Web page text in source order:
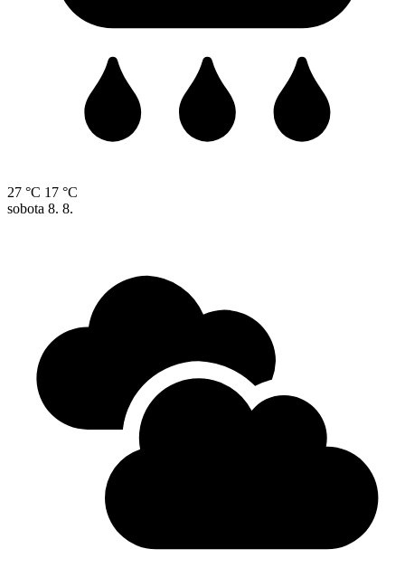
27 °C 17 °C
sobota 8. 8.